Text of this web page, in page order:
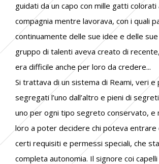
guidati da un capo con mille gatti colorati
compagnia mentre lavorava, con i quali
continuamente delle sue idee e delle
gruppo di talenti aveva creato di
era difficile anche per loro da credere...
Si trattava di un sistema di Reami, veri e
segregati l’uno dall’altro e pieni di
uno per ogni tipo segreto conservato, e
loro a poter decidere chi poteva entrare
certi requisiti e permessi speciali, che
completa autonomia. Il signore coi